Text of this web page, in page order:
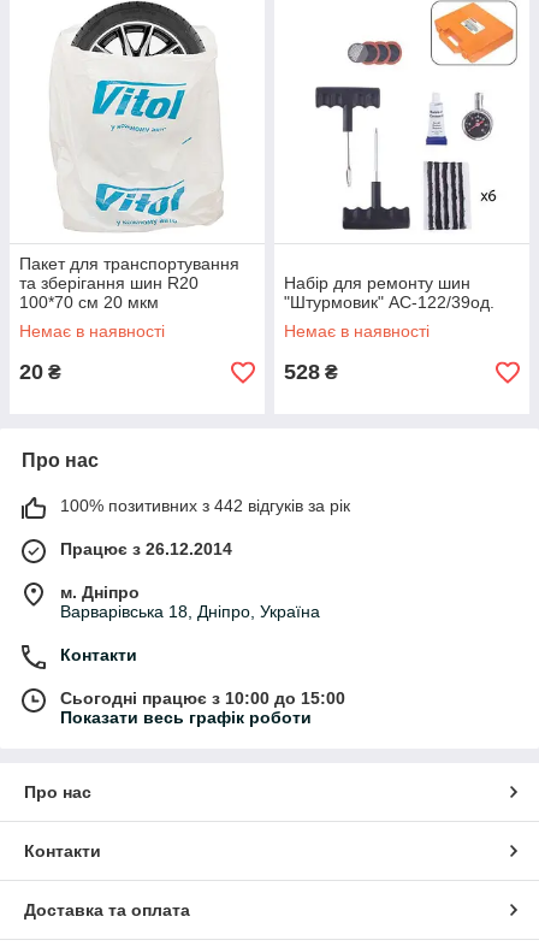
Пакет для транспортування
та зберігання шин R20
100*70 см 20 мкм
Немає в наявності
20 ₴
Набiр для ремонту шин
"Штурмовик" AC-122/39од.
Немає в наявності
528 ₴
Про нас
100% позитивних з 442 відгуків за рік
Працює з 26.12.2014
м. Дніпро
Варварівська 18, Дніпро, Україна
Контакти
Сьогодні працює з 10:00 до 15:00
Показати весь графік роботи
Про нас
Контакти
Доставка та оплата